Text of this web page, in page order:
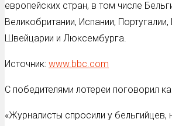
европейских стран, в том числе
Великобритании, Испании,
Швейцарии и Люксембурга.
Источник: www.bbc.com
С победителями лотереи поговорил
«Журналисты спросили у бельгийцев,